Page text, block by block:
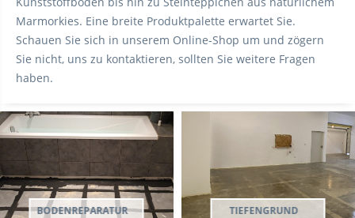
Marmorkies. Eine breite Produktpalette erwartet Sie.
Schauen Sie sich in unserem Online-Shop um und zögern
Sie nicht, uns zu kontaktieren, sollten Sie weitere Fragen
haben.
BODENREPARATUR TIEFENGRUND